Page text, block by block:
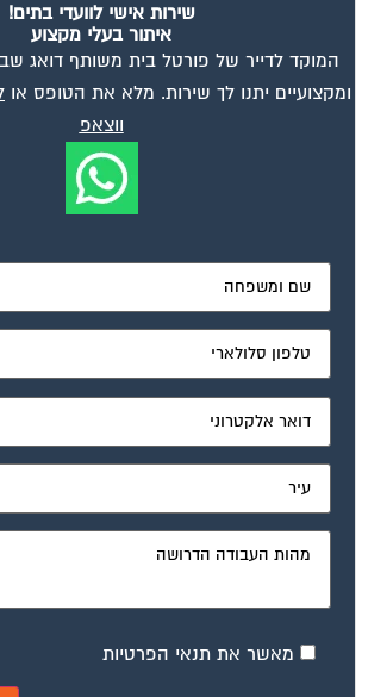
שירות אישי לוועדי בתים!
איתור בעלי מקצוע
המוקד לדייר של פורטל בית משותף דואג
ומקצועיים יתנו לך שירות. מלא את הטופס או
ווצאפ
מאשר את תנאי הפרטיות